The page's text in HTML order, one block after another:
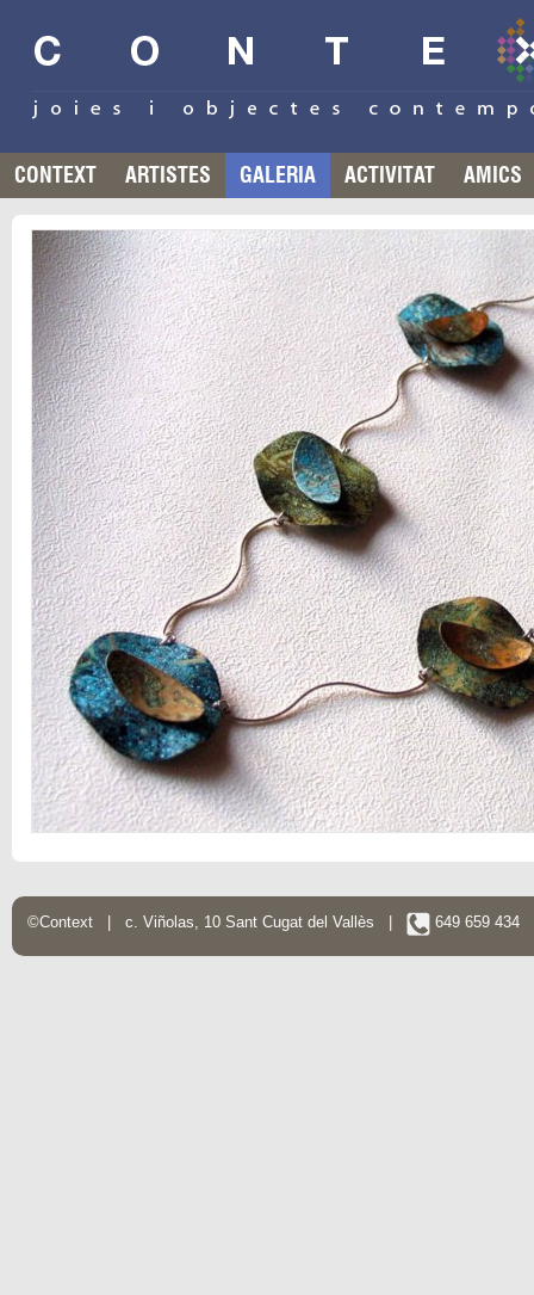
CONTEXT ARTISTES GALERIA ACTIVITAT AMICS
©Context | c. Viñolas, 10 Sant Cugat del Vallès | 649 659